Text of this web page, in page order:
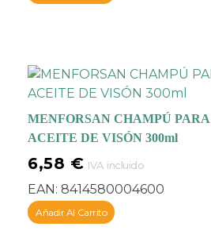
MENFORSAN CHAMPÚ PARA
ACEITE DE VISÓN 300ml
6,58 € IVA incluido
EAN: 8414580004600
Añadir Al Carrito